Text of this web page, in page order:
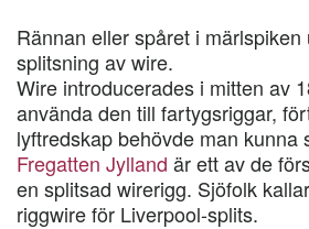
Rännan eller spåret i märlspiken
splitsning av wire.
Wire introducerades i mitten av
använda den till fartygsriggar,
lyftredskap behövde man kunna
Fregatten Jylland är ett av de
en splitsad wirerigg. Sjöfolk
riggwire för Liverpool-splits.